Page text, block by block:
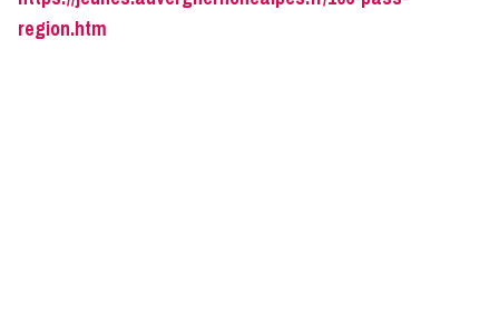
region.htm